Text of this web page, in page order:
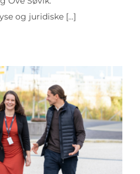
og juridiske[...]